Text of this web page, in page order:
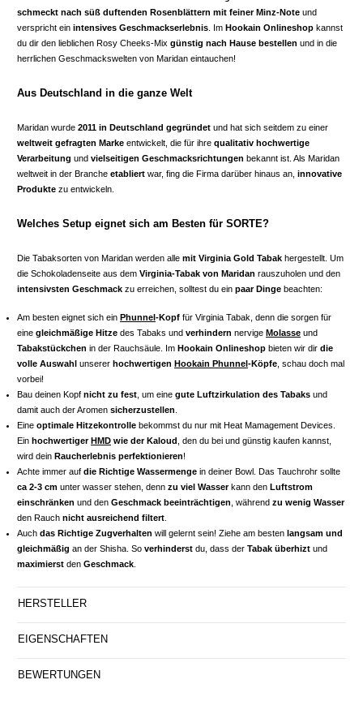
schmeckt nach süß duftenden Rosenblättern mit feiner Minz-Note und
verspricht ein intensives Geschmackserlebnis . Im Hookain Onlineshop kannst
du dir den lieblichen Rosy Cheeks-Mix günstig nach Hause bestellen und in die
herrlichen Geschmackswelten von Maridan eintauchen!
Aus Deutschland in die ganze Welt
Maridan wurde 2011 in Deutschland gegründet und hat sich seitdem zu einer
weltweit gefragten Marke entwickelt, die für ihre qualitativ hochwertige
Verarbeitung und vielseitigen Geschmacksrichtungen bekannt ist. Als Maridan
weltweit in der Branche etabliert war, fing die Firma darüber hinaus an, innovative
Produkte zu entwickeln.
Welches Setup eignet sich am Besten für SORTE?
Die Tabaksorten von Maridan werden alle mit Virginia Gold Tabak hergestellt. Um
die Schokoladenseite aus dem Virginia-Tabak von Maridan rauszuholen und den
intensivsten Geschmack zu erreichen, solltest du ein paar Dinge beachten:
Am besten eignet sich ein Phunnel-Kopf für Virginia Tabak, denn die sorgen für
eine gleichmäßige Hitze des Tabaks und verhindern nervige Molasse und
Tabakstückchen in der Rauchsäule. Im Hookain Onlineshop bieten wir dir die
volle Auswahl unserer hochwertigen Hookain Phunnel-Köpfe , schau doch mal
vorbei!
Bau deinen Kopf nicht zu fest , um eine gute Luftzirkulation des Tabaks und
damit auch der Aromen sicherzustellen
Eine optimale Hitzekontrolle bekommst du nur mit Heat Mamagement Devices.
Ein hochwertigerHMD wie der Kaloud , den du bei und günstig kaufen kannst,
wird dein Raucherlebnis perfektionieren!
Achte immer auf die Richtige Wassermenge in deiner Bowl. Das Tauchrohr sollte
ca 2-3 cm unter wasser stehen, denn zu viel Wasserkann den Luftstrom
einschränken und den Geschmack beeinträchtigen , während zu wenig Wasser
den Rauch nicht ausreichend filtert
Auch das Richtige Zugverhalten will gelernt sein! Ziehe am besten langsam und
gleichmäßig an der Shisha. So verhinderst du, dass der Tabak überhizt und
maximierst den Geschmack
HERSTELLER
EIGENSCHAFTEN
BEWERTUNGEN